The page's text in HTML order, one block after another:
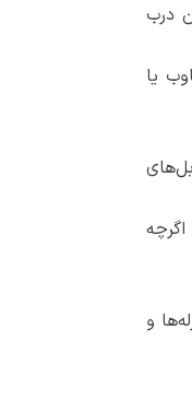
درب
یا
و